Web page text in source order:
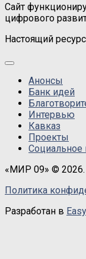
Сайт
цифрового
Настоящий
Анонсы
Банк идей
Интервью
Кавказ
Проекты
Социальное
«МИР 09» ©
Политика
Разработан в